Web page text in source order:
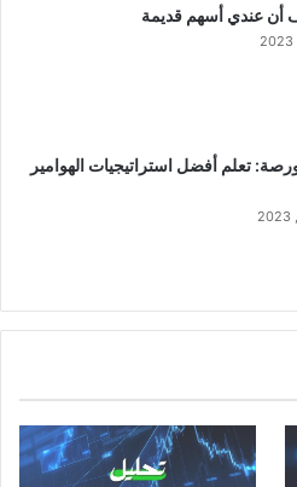
أن عندي أسهم قديمة
تعلم أفضل استراتيجيات الهوامير